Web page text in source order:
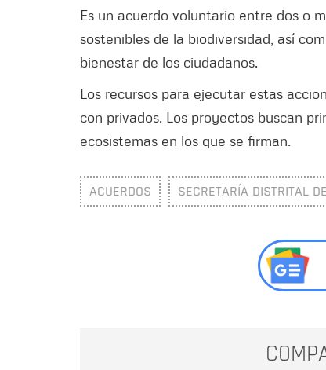
Es un acuerdo voluntario entre dos o
sostenibles de la biodiversidad, así
bienestar de los ciudadanos.
Los recursos para ejecutar estas
con privados. Los proyectos buscan
ecosistemas en los que se firman.
ACUERDOS SECRETARÍA DISTRITAL